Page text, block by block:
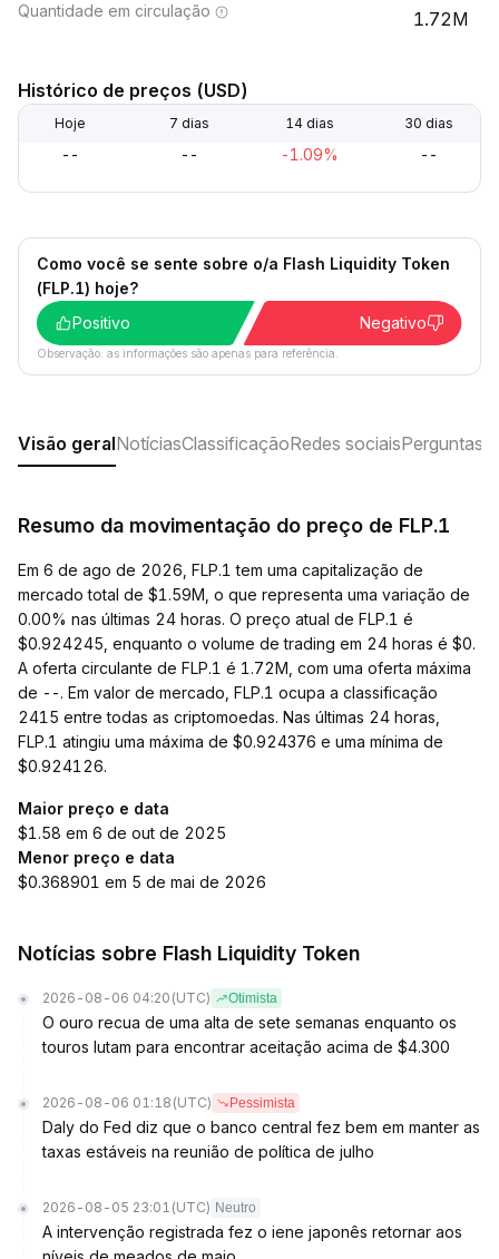
Quantidade em circulação 1.72M
Histórico de preços (USD)
Hoje 7 dias 14 dias 30 dias
-- -- -1.09% --
Como você se sente sobre o/a Flash Liquidity Token
(FLP.1) hoje?
Positivo
Negativo
Observação: as informações são apenas para referência.
Visão geralNotíciasClassificaçãoRedes sociaisPerguntas
Resumo da movimentação do preço de FLP.1
Em 6 de ago de 2026, FLP.1 tem uma capitalização de
mercado total de $1.59M, o que representa uma variação de
0.00% nas últimas 24 horas. O preço atual de FLP.1 é
$0.924245, enquanto o volume de trading em 24 horas é $0.
A oferta circulante de FLP.1 é 1.72M, com uma oferta máxima
de --. Em valor de mercado, FLP.1 ocupa a classificação
2415 entre todas as criptomoedas. Nas últimas 24 horas,
FLP.1 atingiu uma máxima de $0.924376 e uma mínima de
$0.924126.
Maior preço e data
$1.58 em 6 de out de 2025
Menor preço e data
$0.368901 em 5 de mai de 2026
Notícias sobre Flash Liquidity Token
2026-08-06 04:20 (UTC) Otimista
O ouro recua de uma alta de sete semanas enquanto os
touros lutam para encontrar aceitação acima de $4.300
2026-08-06 01:18 (UTC) Pessimista
Daly do Fed diz que o banco central fez bem em manter as
taxas estáveis na reunião de política de julho
2026-08-05 23:01 (UTC) Neutro
A intervenção registrada fez o iene japonês retornar aos